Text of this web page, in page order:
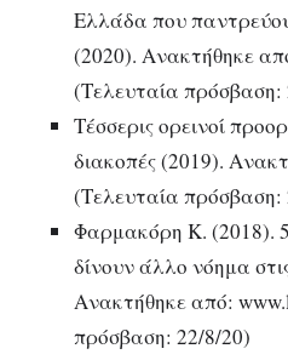
Ελλάδα που
(2020). Ανακτήθηκε
(Τελευταία πρόσβαση:
Τέσσερις ορεινοί
διακοπές (2019).
(Τελευταία πρόσβαση:
Φαρμακόρη Κ. (2018). 5
δίνουν άλλο νόημα
Ανακτήθηκε από:
πρόσβαση: 22/8/20)